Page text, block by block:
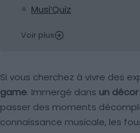
Musi’Quiz
Voir plus
Si vous cherchez à vivre des
game. Immergé dans un
passer des moments
connaissance musicale, les